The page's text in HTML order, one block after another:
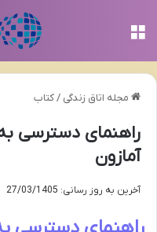
مجله اتاق زندگی /کتاب
راهنمای دسترسی
آمازون
آخرین به روز رسانی: 27/03/1405